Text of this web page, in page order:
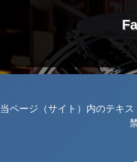
当ページ（サイト）内のテキ